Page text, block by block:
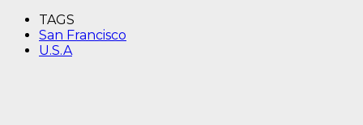
TAGS
San Francisco
U.S.A